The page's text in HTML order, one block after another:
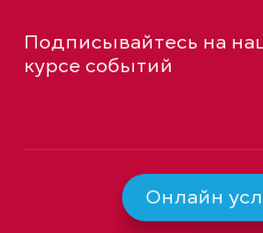
Подписывайтесь на
курсе событий
Онлайн